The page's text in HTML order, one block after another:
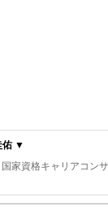
佑 ▼
家資格キャリアコン